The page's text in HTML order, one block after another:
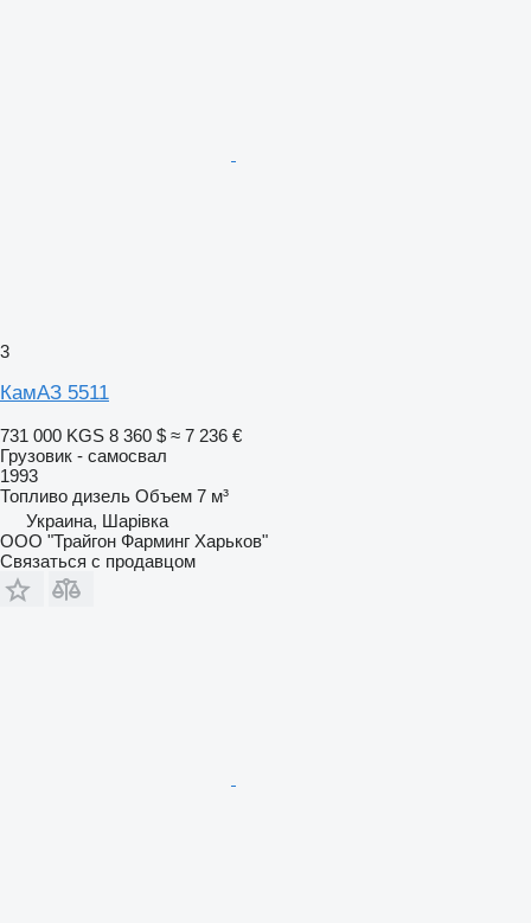
3
КамАЗ 5511
731 000 KGS 8 360 $ ≈ 7 236 €
Грузовик - самосвал
1993
Топливо дизель Объем 7 м³
Украина, Шарівка
ООО "Трайгон Фарминг Харьков"
Связаться с продавцом